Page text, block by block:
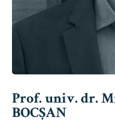
Prof. univ. dr.
BOCȘAN